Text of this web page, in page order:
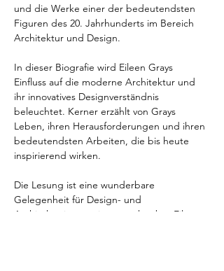
und die Werke einer der bedeutendsten
Figuren des 20. Jahrhunderts im Bereich
Architektur und Design.
In dieser Biografie wird Eileen Grays
Einfluss auf die moderne Architektur und
ihr innovatives Designverständnis
beleuchtet. Kerner erzählt von Grays
Leben, ihren Herausforderungen und ihren
bedeutendsten Arbeiten, die bis heute
inspirierend wirken.
Die Lesung ist eine wunderbare
Gelegenheit für Design- und
Architekturinteressierte, mehr über Eileen